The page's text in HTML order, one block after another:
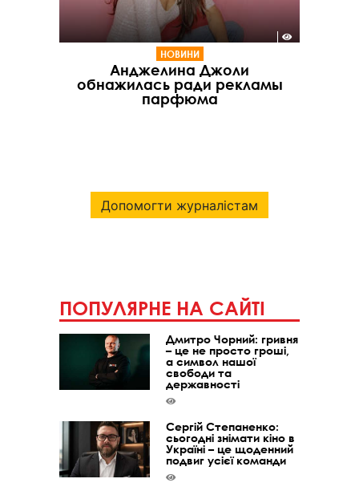
НОВИНИ
Анджелина Джоли
обнажилась ради рекламы
парфюма
Допомогти журналістам
ПОПУЛЯРНЕ НА САЙТІ
Дмитро Чорний: гривня
– це не просто гроші,
а символ нашої
свободи та
державності
Сергій Степаненко:
сьогодні знімати кіно в
Україні – це щоденний
подвиг усієї команди